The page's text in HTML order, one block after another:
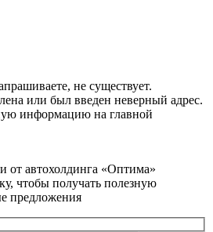
не существует.
или был введен неверный адрес.
информацию на главной
от автохолдинга «Оптима»
чтобы получать полезную
предложения